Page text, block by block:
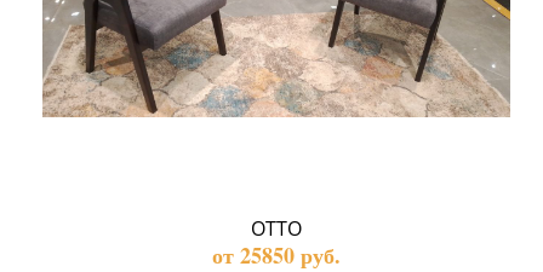
ОТТО
от 25850 руб.